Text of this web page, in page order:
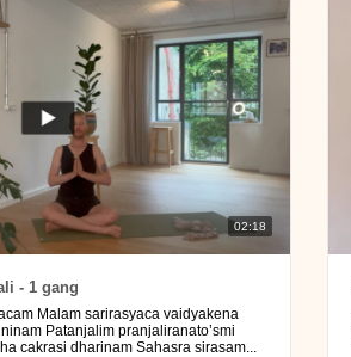
02:18
- 1 gang
Malam sarirasyaca vaidyakena
Patanjalim pranjaliranato’smi
cakrasi dharinam Sahasra sirasam...